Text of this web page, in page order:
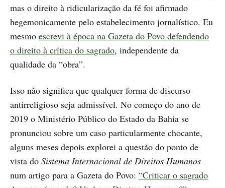
mas o direito à ridicularização da fé foi afirmado
hegemonicamente pelo estabelecimento jornalístico. Eu
mesmo escrevi à época na Gazeta do Povo defendendo
o direito à crítica do sagrado, independente da
qualidade da “obra”.
Isso não significa que qualquer forma de discurso
antirreligioso seja admissível. No começo do ano de
2019 o Ministério Público do Estado da Bahia se
pronunciou sobre um caso particularmente chocante,
alguns meses depois explorei a questão do ponto de
vista do Sistema Internacional de Direitos Humanos
num artigo para a Gazeta do Povo: “Criticar o sagrado